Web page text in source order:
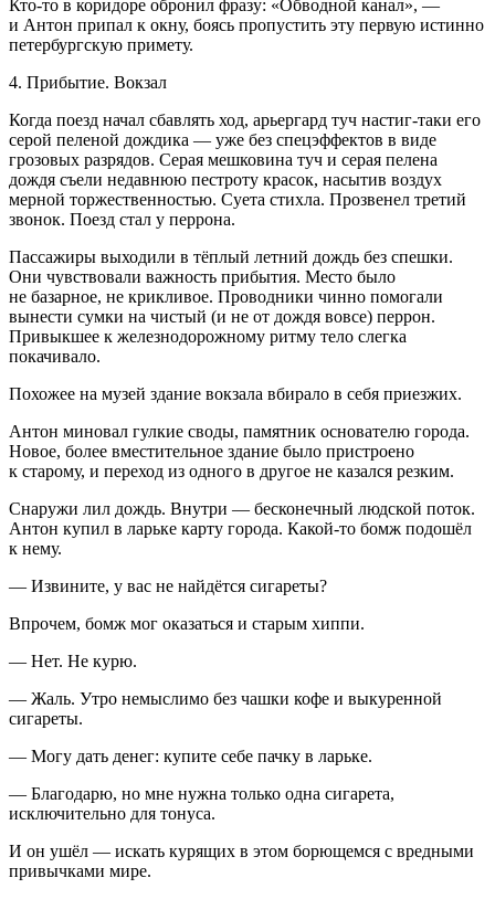
Кто-то в коридоре обронил фразу: «Обводной канал», —
и Антон припал к окну, боясь пропустить эту первую истинно
петербургскую примету.
4. Прибытие. Вокзал
Когда поезд начал сбавлять ход, арьергард туч настиг-таки его
серой пеленой дождика — уже без спецэффектов в виде
грозовых разрядов. Серая мешковина туч и серая пелена
дождя съели недавнюю пестроту красок, насытив воздух
мерной торжественностью. Суета стихла. Прозвенел третий
звонок. Поезд стал у перрона.
Пассажиры выходили в тёплый летний дождь без спешки.
Они чувствовали важность прибытия. Место было
не базарное, не крикливое. Проводники чинно помогали
вынести сумки на чистый (и не от дождя вовсе) перрон.
Привыкшее к железнодорожному ритму тело слегка
покачивало.
Похожее на музей здание вокзала вбирало в себя приезжих.
Антон миновал гулкие своды, памятник основателю города.
Новое, более вместительное здание было пристроено
к старому, и переход из одного в другое не казался резким.
Снаружи лил дождь. Внутри — бесконечный людской поток.
Антон купил в ларьке карту города. Какой-то бомж подошёл
к нему.
— Извините, у вас не найдётся сигареты?
Впрочем, бомж мог оказаться и старым хиппи.
— Нет. Не курю.
— Жаль. Утро немыслимо без чашки кофе и выкуренной
сигареты.
— Могу дать денег: купите себе пачку в ларьке.
— Благодарю, но мне нужна только одна сигарета,
исключительно для тонуса.
И он ушёл — искать курящих в этом борющемся с вредными
привычками мире.